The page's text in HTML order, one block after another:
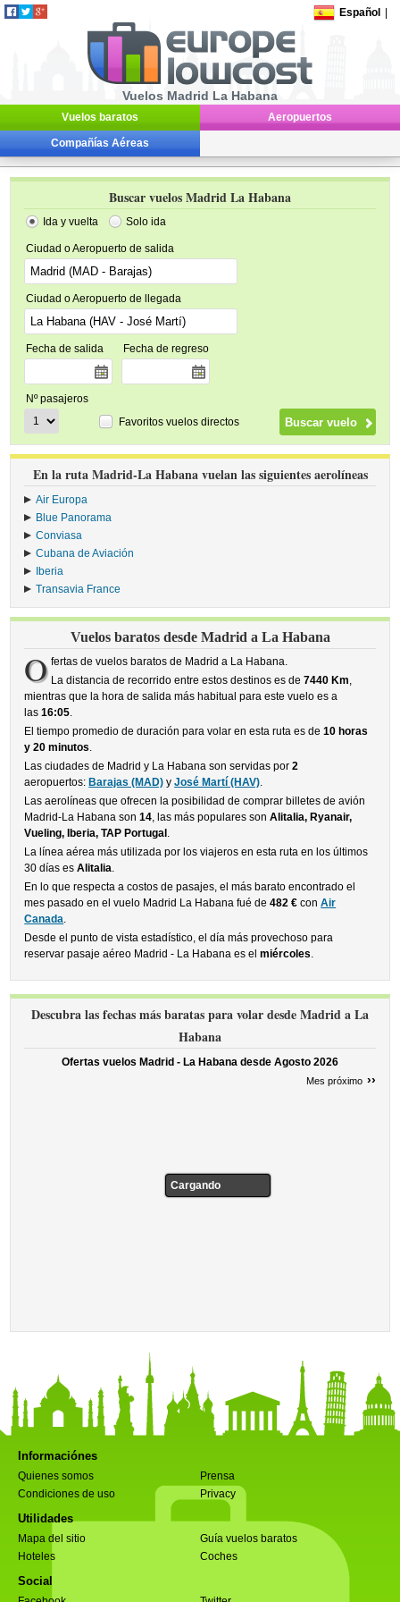
Español
Vuelos Madrid La Habana
Vuelos baratos Aeropuertos
Compañías Aéreas
Buscar vuelos Madrid La Habana
Ida y vuelta Solo ida
Ciudad o Aeropuerto de salida
Ciudad o Aeropuerto de llegada
Fecha de salida Fecha de regreso
Nº pasajeros
Favoritos vuelos directos
En la ruta Madrid-La Habana vuelan las siguientes aerolíneas
Air Europa
Blue Panorama
Conviasa
Cubana de Aviación
Iberia
Transavia France
Vuelos baratos desde Madrid a La Habana
O fertas de vuelos baratos de Madrid a La Habana.
La distancia de recorrido entre estos destinos es de 7440 Km,
mientras que la hora de salida más habitual para este vuelo es a
las16:05.
El tiempo promedio de duración para volar en esta ruta es de10 horas
y 20 minutos.
Las ciudades de Madrid y La Habana son servidas por2
aeropuertos: Barajas (MAD) yJosé Martí (HAV).
Las aerolíneas que ofrecen la posibilidad de comprar billetes de avión
Madrid-La Habana son14, las más populares sonAlitalia, Ryanair,
Vueling, Iberia, TAP Portugal .
La línea aérea más utilizada por los viajeros en esta ruta en los últimos
30 días esAlitalia.
En lo que respecta a costos de pasajes, el más barato encontrado el
mes pasado en el vuelo Madrid La Habana fué de482 € conAir
Canada.
Desde el punto de vista estadístico, el día más provechoso para
reservar pasaje aéreo Madrid - La Habana es elmiércoles.
Descubra las fechas más baratas para volar desde Madrid a La
Habana
Ofertas vuelos Madrid - La Habana desde Agosto 2026
Mes próximo ››
Cargando
Informaciónes
Quienes somos
Prensa
Condiciones de uso
Privacy
Utilidades
Mapa del sitio
Guía vuelos baratos
Hoteles
Coches
Social